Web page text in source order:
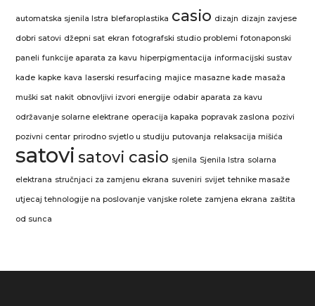
automatska sjenila Istra blefaroplastika casio dizajn dizajn zavjese
dobri satovi džepni sat ekran fotografski studio problemi fotonaponski
paneli funkcije aparata za kavu hiperpigmentacija informacijski sustav
kade kapke kava laserski resurfacing majice masazne kade masaža
muški sat nakit obnovljivi izvori energije odabir aparata za kavu
održavanje solarne elektrane operacija kapaka popravak zaslona pozivi
pozivni centar prirodno svjetlo u studiju putovanja relaksacija mišića
satovi satovi casio sjenila Sjenila Istra solarna
elektrana stručnjaci za zamjenu ekrana suveniri svijet tehnike masaže
utjecaj tehnologije na poslovanje vanjske rolete zamjena ekrana zaštita
od sunca